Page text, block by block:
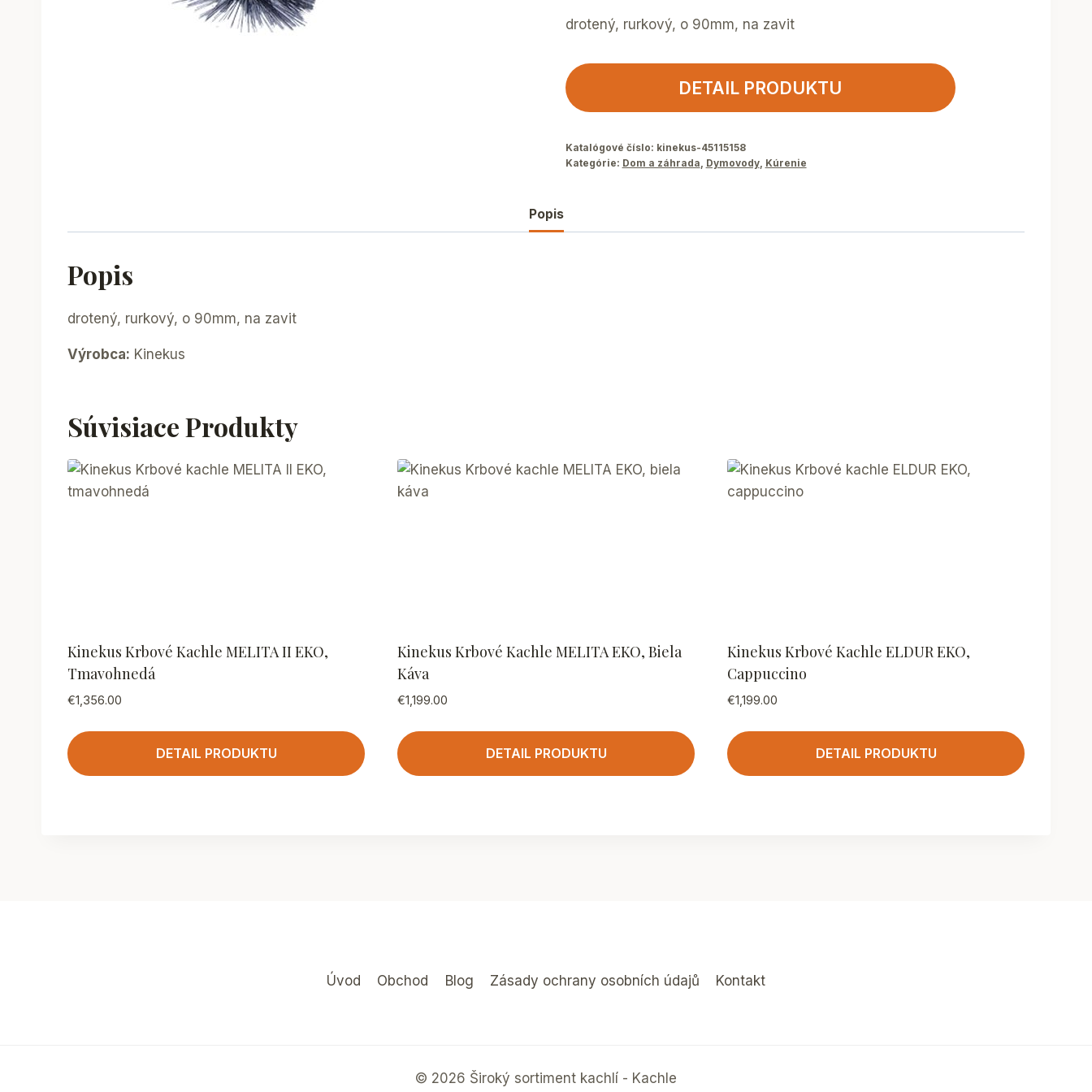
drotený, rurkový, o 90mm, na zavit
DETAIL PRODUKTU
Katalógové číslo: kinekus-45115158
Kategórie: Dom a záhrada, Dymovody, Kúrenie
Popis
Popis
drotený, rurkový, o 90mm, na zavit
Výrobca: Kinekus
Súvisiace Produkty
Kinekus Krbové Kachle MELITA II EKO,
Tmavohnedá
€1,356.00
DETAIL PRODUKTU
Kinekus Krbové Kachle MELITA EKO, Biela
Káva
€1,199.00
DETAIL PRODUKTU
Kinekus Krbové Kachle ELDUR EKO,
Cappuccino
€1,199.00
DETAIL PRODUKTU
Úvod Obchod Blog Zásady ochrany osobních údajů Kontakt
© 2026 Široký sortiment kachlí - Kachle